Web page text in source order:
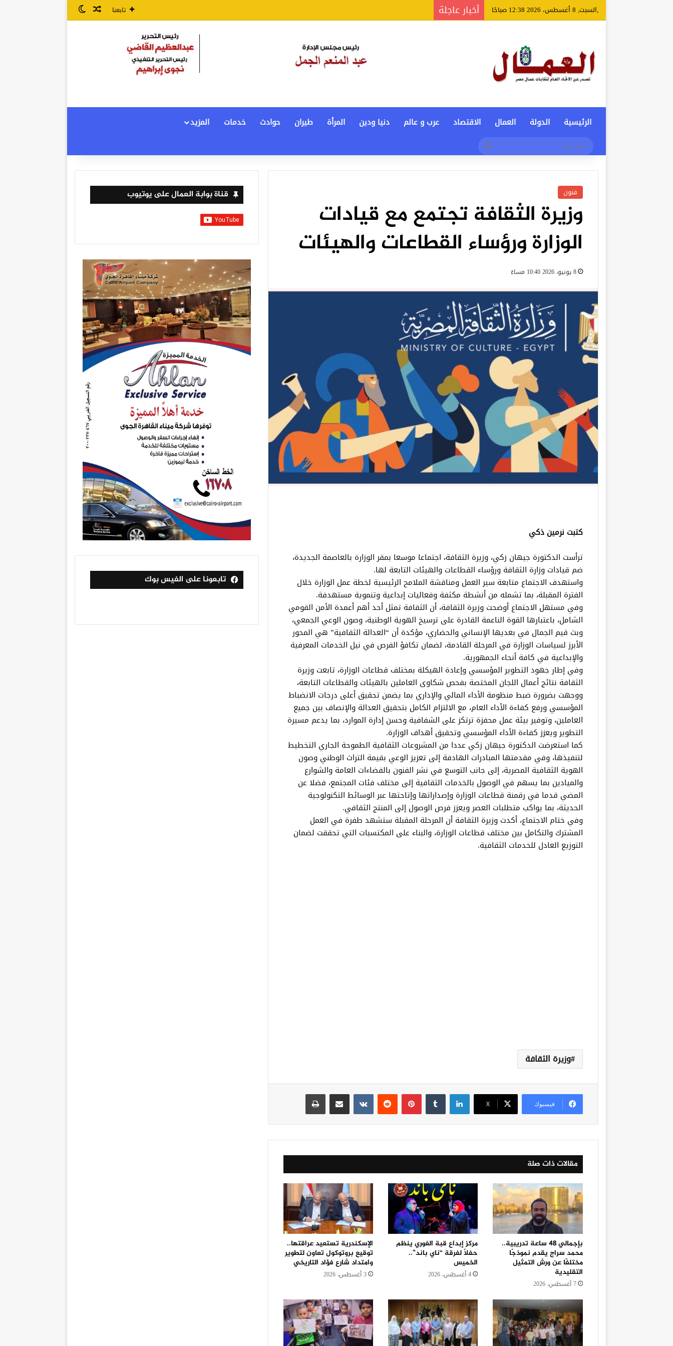
,السبت, 8 أغسطس، 2026 12:38 صباحًا أخبار عاجلة تابعنا مقال عشوائي
الوضع المظلم
الرئيسية الدولة العمال الاقتصاد عرب و عالم دنيا ودين المرأة طيران حوادث خدمات
المزيد
فنون
وزيرة الثقافة تجتمع مع قيادات
الوزارة ورؤساء القطاعات والهيئات
8 يونيو، 2026 10:40 مساءً
كتبت نرمين ذكي
ترأست الدكتورة جيهان زكي، وزيرة الثقافة، اجتماعا موسعا بمقر الوزارة بالعاصمة الجديدة،
ضم قيادات وزارة الثقافة ورؤساء القطاعات والهيئات التابعة لها.
واستهدف الاجتماع متابعة سير العمل ومناقشة الملامح الرئيسية لخطة عمل الوزارة خلال
الفترة المقبلة، بما تشمله من أنشطة مكثفة وفعاليات إبداعية وتنموية مستهدفة.
وفي مستهل الاجتماع أوضحت وزيرة الثقافة، أن الثقافة تمثل أحد أهم أعمدة الأمن القومي
الشامل، باعتبارها القوة الناعمة القادرة على ترسيخ الهوية الوطنية، وصون الوعي الجمعي،
وبث قيم الجمال في بعديها الإنساني والحضاري، مؤكدة أن “العدالة الثقافية” هي المحور
الأبرز لسياسات الوزارة في المرحلة القادمة، لضمان تكافؤ الفرص في نيل الخدمات المعرفية
والإبداعية في كافة أنحاء الجمهورية.
وفي إطار جهود التطوير المؤسسي وإعادة الهيكلة بمختلف قطاعات الوزارة، تابعت وزيرة
الثقافة نتائج أعمال اللجان المختصة بفحص شكاوى العاملين بالهيئات والقطاعات التابعة،
ووجهت بضرورة ضبط منظومة الأداء المالي والإداري بما يضمن تحقيق أعلى درجات الانضباط
المؤسسي ورفع كفاءة الأداء العام، مع الالتزام الكامل بتحقيق العدالة والإنصاف بين جميع
العاملين، وتوفير بيئة عمل محفزة ترتكز على الشفافية وحسن إدارة الموارد، بما يدعم مسيرة
التطوير ويعزز كفاءة الأداء المؤسسي وتحقيق أهداف الوزارة.
كما استعرضت الدكتورة جيهان زكي عددا من المشروعات الثقافية الطموحة الجاري التخطيط
لتنفيذها، وفي مقدمتها المبادرات الهادفة إلى تعزيز الوعي بقيمة التراث الوطني وصون
الهوية الثقافية المصرية، إلى جانب التوسع في نشر الفنون بالفضاءات العامة والشوارع
والميادين بما يسهم في الوصول بالخدمات الثقافية إلى مختلف فئات المجتمع، فضلا عن
المضي قدما في رقمنة قطاعات الوزارة وإصداراتها وإتاحتها عبر الوسائط التكنولوجية
الحديثة، بما يواكب متطلبات العصر ويعزز فرص الوصول إلى المنتج الثقافي.
وفي ختام الاجتماع، أكدت وزيرة الثقافة أن المرحلة المقبلة ستشهد طفرة في العمل
المشترك والتكامل بين مختلف قطاعات الوزارة، والبناء على المكتسبات التي تحققت لضمان
التوزيع العادل للخدمات الثقافية.
وزيرة الثقافة
فيسبوك ‫X
لينكدإن بينتيريست
مقالات ذات صلة
بإجمالي 48 ساعة تدريبية..
محمد سراج يقدم نموذجًا
مختلفًا عن ورش التمثيل
التقليدية
7 أغسطس، 2026
مركز إبداع قبة الغوري ينظم
حفلًا لفرقة “ناي باند”..
الخميس
4 أغسطس، 2026
الإسكندرية تستعيد عراقتها..
توقيع بروتوكول تعاون لتطوير
وامتداد شارع فؤاد التاريخي
3 أغسطس، 2026
قناة بوابة العمال على يوتيوب
تابعونا على الفيس بوك